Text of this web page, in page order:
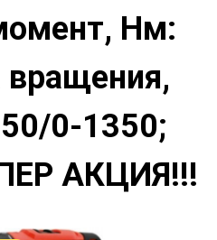
Нм:
вращения,
0-1350;
АКЦИЯ!!!